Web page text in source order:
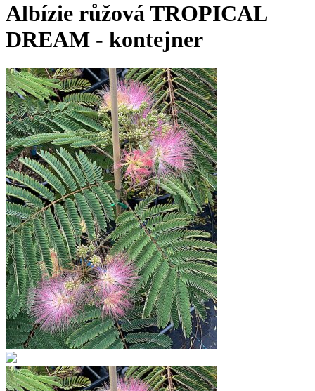
Albízie růžová TROPICAL
DREAM - kontejner